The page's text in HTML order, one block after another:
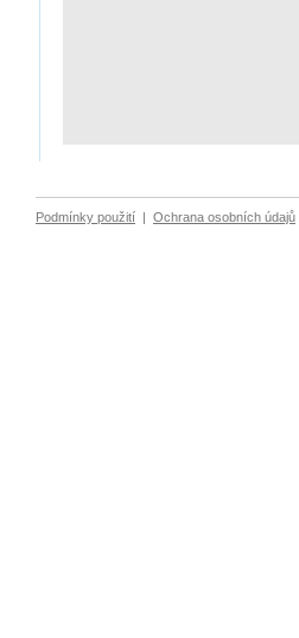
Podmínky použití | Ochrana osobních údajů